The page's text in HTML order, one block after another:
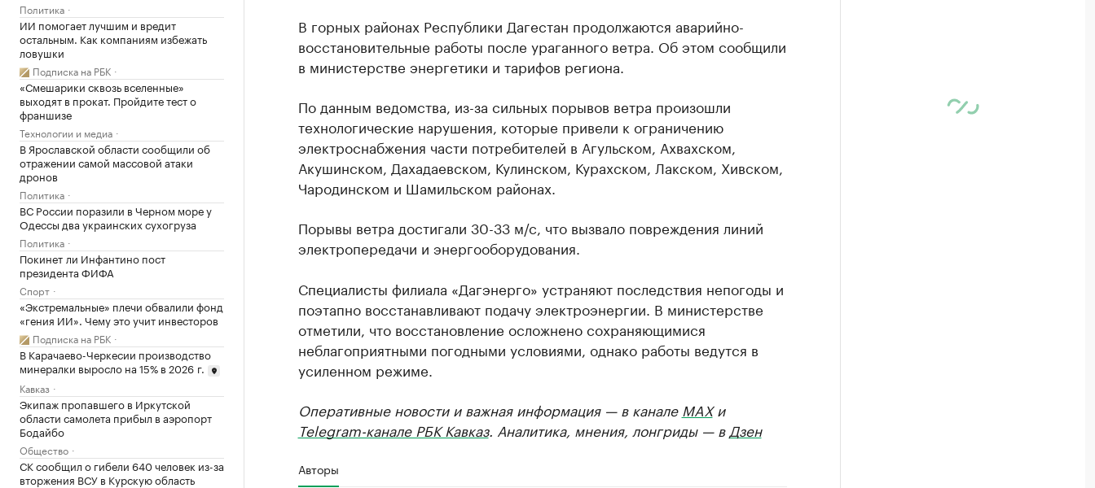
Политика
ИИ помогает лучшим и вредит
остальным. Как компаниям избежать
ловушки
Подписка на РБК
«Смешарики сквозь вселенные»
выходят в прокат. Пройдите тест о
франшизе
Технологии и медиа
В Ярославской области сообщили об
отражении самой массовой атаки
дронов
Политика
ВС России поразили в Черном море у
Одессы два украинских сухогруза
Политика
Покинет ли Инфантино пост
президента ФИФА
Спорт
«Экстремальные» плечи обвалили фонд
«гения ИИ». Чему это учит инвесторов
Подписка на РБК
В Карачаево-Черкесии производство
минералки выросло на 15% в 2026 г.
Кавказ
Экипаж пропавшего в Иркутской
области самолета прибыл в аэропорт
Бодайбо
Общество
СК сообщил о гибели 640 человек из-за
вторжения ВСУ в Курскую область
В горных районах Республики Дагестан продолжаются аварийно-
восстановительные работы после ураганного ветра. Об этом сообщили
в министерстве энергетики и тарифов региона.
По данным ведомства, из-за сильных порывов ветра произошли
технологические нарушения, которые привели к ограничению
электроснабжения части потребителей в Агульском, Ахвахском,
Акушинском, Дахадаевском, Кулинском, Курахском, Лакском, Хивском,
Чародинском и Шамильском районах.
Порывы ветра достигали 30-33 м/с, что вызвало повреждения линий
электропередачи и энергооборудования.
Специалисты филиала «Дагэнерго» устраняют последствия непогоды и
поэтапно восстанавливают подачу электроэнергии. В министерстве
отметили, что восстановление осложнено сохраняющимися
неблагоприятными погодными условиями, однако работы ведутся в
усиленном режиме.
Оперативные новости и важная информация — в канале MAXи
Telegram-канале РБК Кавказ. Аналитика, мнения, лонгриды — в Дзен
Авторы